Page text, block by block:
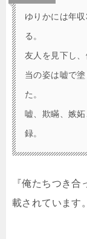
ゆりかには年
る。
友人を見下し
当の姿は嘘で
た。
嘘、欺瞞、嫉
録。
『俺たちつき
載されています。